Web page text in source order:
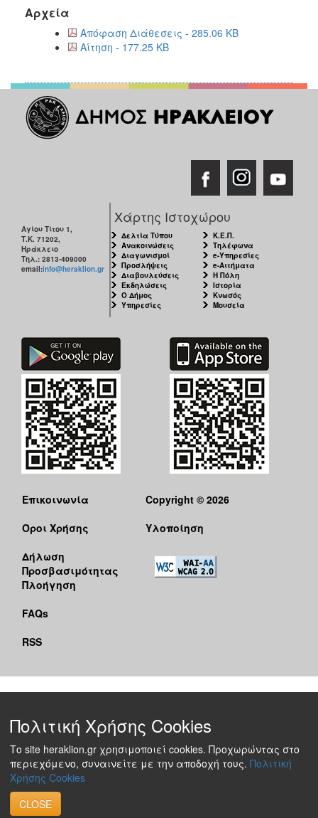
Αρχεία
Απόφαση Διάθεσεις - 285.06 KB
Αίτηση - 177.25 KB
Αγίου Τίτου 1,
Τ.Κ. 71202,
Ηράκλειο
Τηλ.: 2813-409000
email:info@heraklion.gr
Χάρτης Ιστοχώρου
Δελτία Τύπου
Ανακοινώσεις
Διαγωνισμοί
Προσλήψεις
Διαβουλεύσεις
Εκδηλώσεις
Ο Δήμος
Υπηρεσίες
Κ.Ε.Π.
Τηλέφωνα
e-Υπηρεσίες
e-Αιτήματα
Η Πόλη
Ιστορία
Κνωσός
Μουσεία
Επικοινωνία
Όροι Χρήσης
Δήλωση
Προσβασιμότητας
Πλοήγηση
FAQs
RSS
Copyright © 2026
Υλοποίηση
Πολιτική Χρήσης Cookies
Το site heraklion.gr χρησιμοποιεί cookies. Προχωρώντας στο
περιεχόμενο, συναινείτε με την αποδοχή τους. Πολιτική
Χρήσης Cookies
CLOSE